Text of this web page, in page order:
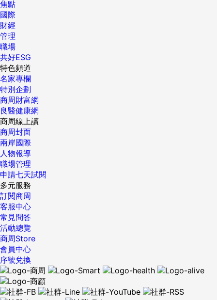
定要禁得住股價的上下波動、進出成本（摩擦成本），長線就
要考量機會成本，以及股價整理的時間。我們現在也體會到，
資產規模小的時候做短線，因為高效率、高動能，資產翻倍的
速度比較快，但當資產規模大到一個程度時，若想要資產規模
再往上走，就得要做長線的操作。因為有些短線進出的標的會
變少，更甚至是在你的資金到達一定水位後，就會想要改變自
己的生活風格。這也是心態上的不一樣。 在操作實務上，除了
看「生命線*」（編按：生命線為季線（60MA），俗稱股票生
命線），更要問自己能否分辨一間公司的本質、是否走在趨勢
上。建議你，若是長線操作，評估完一間公司後，可以依照季
線做進出場的參考，如果是短線，大盤強時用10日線當指標、
大盤差時就用5日線當進出指標。 {DS_BOX_31555} 責任編
版郭台銘不「先說」而是「聽別人說」，美律老董說她「不掌
控只關心互補」。 立訊與美律合作很深，二○一五年年底它入
股美律的中國廠，今年年初又和美律前往越南設廠；而單看美
律股價，從一五年年底不到六十元，到一七年，最高上漲至超
過二百五十元，翻漲超過三倍。 「她要投資但不會來掌控，大
家合作產生互補、綜效，才是她關心的。我們需要他們（指立
訊）的協助，只要提出來，她能做到，就盡量來協助幫忙，」
廖祿立對商周指出，「這種風格是比較有遠見的地方。」 廖祿
立所謂的「沒有掌控」，是指立訊和美律共同投資，各持股份
而非購併；所謂「協助幫忙」，是指美律專長只在聲學元件，
而把上百個不同零件兜起來、製造成一副副蘋果的AirPods，
這是立訊的本事，雙方相輔相成。 王來春出身鴻海，她的工廠
內到處貼著「郭語錄」，視郭台銘為偶像，她最喜歡郭的一句
話是：「機會留給準備好的人。」她也努力當個「準備好的
人」。 她不常化妝，常穿一件簡單T恤搭西裝外套，她曾說
過，沒有打高爾夫、買藝術品等嗜好，唯獨只愛工作，外界認
為她是「女版郭台銘」。 但與她熟識的學者直言兩人完全不
同，「我告訴你，Grace（指王來春）不是你能想像的，不是
你訪過的台灣那些人，是非常特別的。」 郭台銘在復興航運只
待了兩年就創業當老闆，如高高在上的將軍指揮作戰；但王來
春高中畢業後在三洋電機、鴻海集團整整打工十三年，皆是聽
別人的指揮。 「她是一個平易近人的經營者，個性隨和，不是
像郭董（郭台銘）那種霸氣的人，」與王來春接觸過的電子大
廠主管表示。少了份霸氣，但在「聽別人說」這件事，王來春
比郭台銘更懂。 「她曾經在日商（三洋電機）做喇叭，她知道
裡面有學問，」廖祿立表示，「但她很尊重專業，這很重要，
大家談起來就會滿舒服的啦！」與郭台銘的風格迥異，她並不
「先說」，而是「先聽」。 每次合作，她先問先聽的事是：你
預期ECB何時要啟動緊縮。 五、北韓與世界其他大國的氣氛陷
入僵局，而且看似愈演愈烈，沒有解方，資金紛紛轉入避險商
品工具。 不過我的見解卻是，iPhone 8或iPhone 8 plus原本
鎖定的客戶，應該是非蘋手機的新轉換者或是年輕初次使用
者，所以這部分的數量原本就不可能有太明顯的成長，反而一
定要加上iPhone X的實際需求量，才能推估究竟銷售量是否有
成長（也要等一個月才見真章）。 據筆者的理解，加總之後仍
然肯定是爆表，遠超出市場預期，只是怕零組件供應不足吧
（良率是問題）？目前內部估計，今年總銷售量1億支，明年2
億5千萬支的手機，因此我想快的話，10月10日前供應鏈業績
公布，可以解除大家疑慮，慢的話，10月27日接受X手機訂
購，訂單爆衝之後，就會發現悲觀轉為樂觀，屆時股價才有表
現的動能，短期間稍事冷卻已難避免。 至於美國FED在貨幣政
策的表態比較強硬，或許等到10月下旬公布美國GDP成長率低
於預期之際（颶風的影響頗大，成長率會降了不小），市場才
會再度修正升息次數的預期，氛圍才會緩和。至於歐洲的情
況，由於歐元兌美元今年已經升值近13%，幅度太大了，短線
進入多空交界處，上檔空間不大，ECB斷不可能太躁進，即刻
緊縮，屆時歐股可望走穩。 最後就是朝鮮的瘋狂舉動，依然是
在增加談判籌碼，只要雙方有下台階，我想沒有任何事是不可
能發生的，終將歸於平靜……這是吾人的揣測，但是時間多久
是最大的不確定因素。 整體而言，市場適度的修正及降溫，對
於今年第四季的另外一波行情啟動並非壞事，畢竟今年的走勢
一路挺進，並未出現像樣的整理及籌碼換手，預計半個月到一
個月的期間消化浮額，到時候再走一波基本面行情是可以期待
焦點
國際
財經
管理
職場
共好ESG
特色頻道
名家專欄
特別企劃
商周財富網
良醫健康網
商周線上讀
商周封面
兩岸國際
人物報導
職場管理
申請七天試閱
多元服務
訂閱商周
客服中心
常見問答
活動總覽
商周Store
會員中心
序號兌換